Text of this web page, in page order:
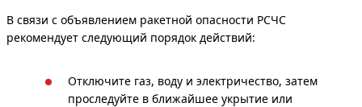
В связи с объявлением ракетной опасности РСЧС
рекомендует следующий порядок действий:
Отключите газ, воду и электричество, затем
проследуйте в ближайшее укрытие или